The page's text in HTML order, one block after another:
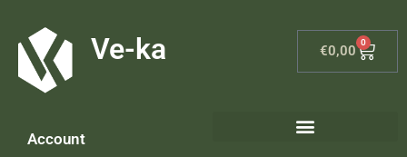
Ve-ka €0,00
0
Account